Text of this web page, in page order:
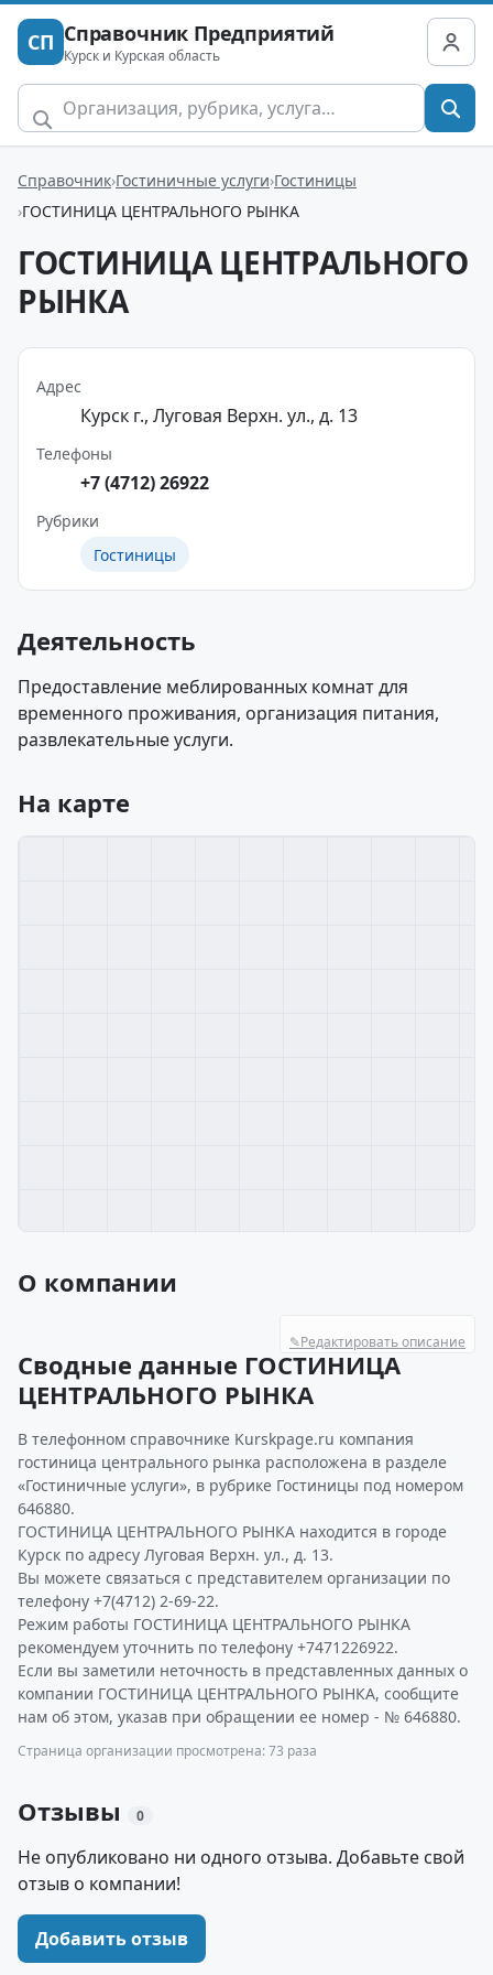
СП Справочник Предприятий
Курск и Курская область
Справочник Гостиничные услуги Гостиницы
ГОСТИНИЦА ЦЕНТРАЛЬНОГО РЫНКА
ГОСТИНИЦА ЦЕНТРАЛЬНОГО
РЫНКА
Адрес
Курск г., Луговая Верхн. ул., д. 13
Телефоны
+7 (4712) 26922
Рубрики
Гостиницы
Деятельность
Предоставление меблированных комнат для
временного проживания, организация питания,
развлекательные услуги.
На карте
О компании
✎Редактировать описание
Сводные данные ГОСТИНИЦА
ЦЕНТРАЛЬНОГО РЫНКА
В телефонном справочнике Kurskpage.ru компания
гостиница центрального рынка расположена в разделе
«Гостиничные услуги», в рубрике Гостиницы под номером
646880.
ГОСТИНИЦА ЦЕНТРАЛЬНОГО РЫНКА находится в городе
Курск по адресу Луговая Верхн. ул., д. 13.
Вы можете связаться с представителем организации по
телефону +7(4712) 2-69-22.
Режим работы ГОСТИНИЦА ЦЕНТРАЛЬНОГО РЫНКА
рекомендуем уточнить по телефону +7471226922.
Если вы заметили неточность в представленных данных о
компании ГОСТИНИЦА ЦЕНТРАЛЬНОГО РЫНКА, сообщите
нам об этом, указав при обращении ее номер - № 646880.
Страница организации просмотрена: 73 раза
Отзывы 0
Не опубликовано ни одного отзыва. Добавьте свой
отзыв о компании!
Добавить отзыв